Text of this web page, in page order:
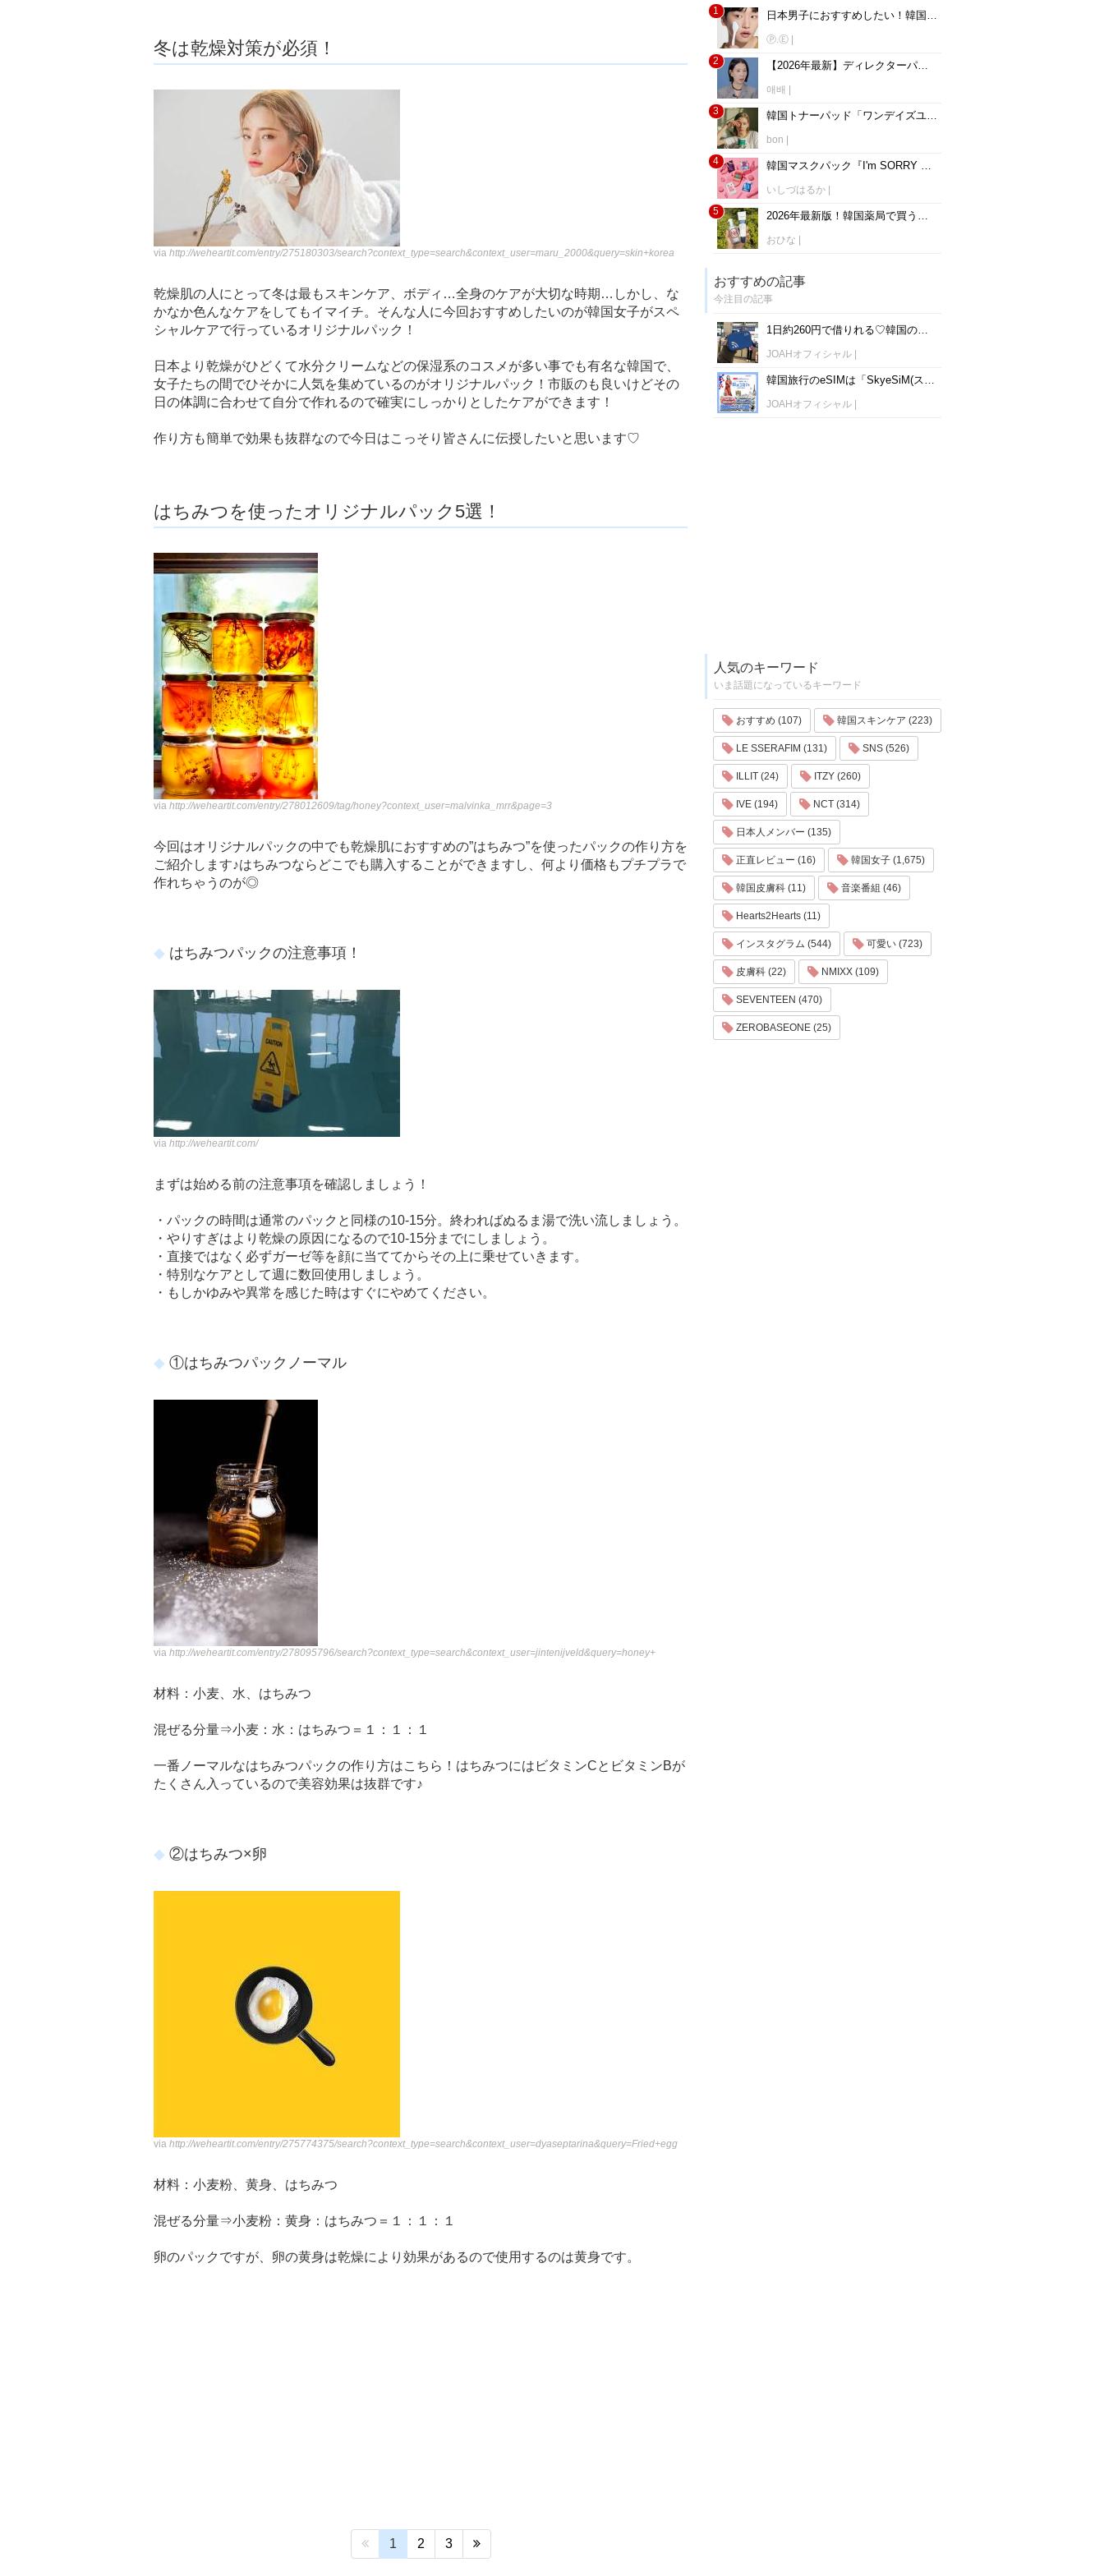
冬は乾燥対策が必須！
via http://weheartit.com/entry/275180303/search?context_type=search&context_user=maru_2000&query=skin+korea
乾燥肌の人にとって冬は最もスキンケア、ボディ…全身のケアが大切な時期…しかし、な
かなか色んなケアをしてもイマイチ。そんな人に今回おすすめしたいのが韓国女子がスペ
シャルケアで行っているオリジナルパック！
日本より乾燥がひどくて水分クリームなどの保湿系のコスメが多い事でも有名な韓国で、
女子たちの間でひそかに人気を集めているのがオリジナルパック！市販のも良いけどその
日の体調に合わせて自分で作れるので確実にしっかりとしたケアができます！
作り方も簡単で効果も抜群なので今日はこっそり皆さんに伝授したいと思います♡
はちみつを使ったオリジナルパック5選！
via http://weheartit.com/entry/278012609/tag/honey?context_user=malvinka_mrr&page=3
今回はオリジナルパックの中でも乾燥肌におすすめの”はちみつ”を使ったパックの作り方を
ご紹介します♪はちみつならどこでも購入することができますし、何より価格もプチプラで
作れちゃうのが◎
はちみつパックの注意事項！
via http://weheartit.com/
まずは始める前の注意事項を確認しましょう！
・パックの時間は通常のパックと同様の10-15分。終わればぬるま湯で洗い流しましょう。
・やりすぎはより乾燥の原因になるので10-15分までにしましょう。
・直接ではなく必ずガーゼ等を顔に当ててからその上に乗せていきます。
・特別なケアとして週に数回使用しましょう。
・もしかゆみや異常を感じた時はすぐにやめてください。
①はちみつパックノーマル
via http://weheartit.com/entry/278095796/search?context_type=search&context_user=jintenijveld&query=honey+
材料：小麦、水、はちみつ
混ぜる分量⇒小麦：水：はちみつ＝１：１：１
一番ノーマルなはちみつパックの作り方はこちら！はちみつにはビタミンCとビタミンBが
たくさん入っているので美容効果は抜群です♪
②はちみつ×卵
via http://weheartit.com/entry/275774375/search?context_type=search&context_user=dyaseptarina&query=Fried+egg
材料：小麦粉、黄身、はちみつ
混ぜる分量⇒小麦粉：黄身：はちみつ＝１：１：１
卵のパックですが、卵の黄身は乾燥により効果があるので使用するのは黄身です。
1 2 3
1 日本男子におすすめしたい！韓国男子が使うメンズ洗顔フォーム6選♡
Ⓟ.Ⓔ|
2
【2026年最新】ディレクターパイさん直伝！日焼け止めについてのQ&A7選◎
애배
3
韓国トナーパッド「ワンデイズユー」全6種類をお悩み別に比較♡
bon
4
韓国マスクパック『I'm SORRY For MY SKIN』効果全種類解説♡
いしづはるか|
5
2026年最新版！韓国薬局で買うべき最強アイテム！色素沈着ケアクリーム＆乾燥知らずの高保湿美容液
おひな
おすすめの記事
今注目の記事
1日約260円で借りれる♡韓国のWiFiレンタルおすすめ「WiFi弁当(WiFi Dosirak)」
JOAHオフィシャル|
韓国旅行のeSIMは「SkyeSiM(スカイイーシム)」！1日単位で最安値380円から利用可能！
JOAHオフィシャル|
人気のキーワード
いま話題になっているキーワード
おすすめ (107) 韓国スキンケア (223)
LE SSERAFIM (131) SNS (526)
ILLIT (24) ITZY (260)
IVE (194) NCT (314)
日本人メンバー (135)
正直レビュー (16) 韓国女子 (1,675)
韓国皮膚科 (11) 音楽番組 (46)
Hearts2Hearts (11)
インスタグラム (544) 可愛い (723)
皮膚科 (22) NMIXX (109)
SEVENTEEN (470)
ZEROBASEONE (25)